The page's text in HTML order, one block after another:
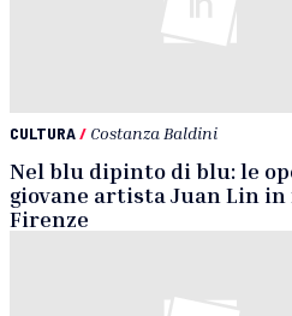
CULTURA/ Costanza Baldini
Nel blu dipinto di blu: le
giovane artista Juan Lin in
Firenze